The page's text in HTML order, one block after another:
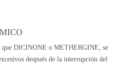
que DICINONE o METHERGINE, se
después de la interrupción del